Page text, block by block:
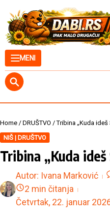
MENI
Home / DRUŠTVO /Tribina „Kuda ideš
NIŠ | DRUŠTVO
Tribina „Kuda
Autor: Ivana Marković
2 min čitanja
Četvrtak, 22. januar